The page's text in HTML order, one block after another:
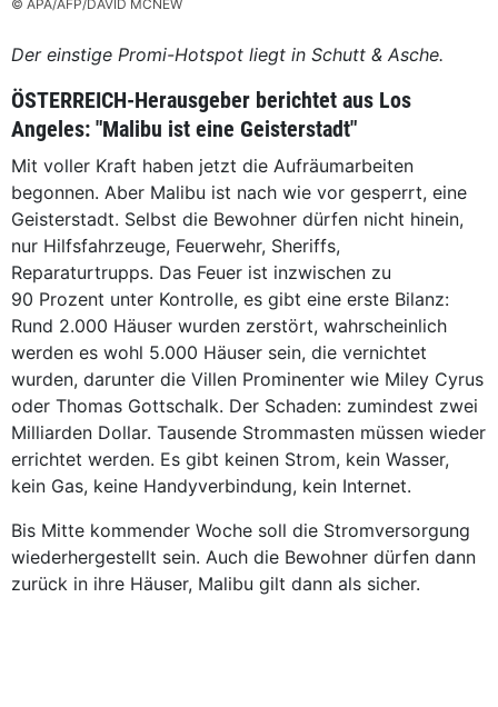
© APA/AFP/DAVID MCNEW
Der einstige Promi-Hotspot liegt in Schutt & Asche.
ÖSTERREICH-Herausgeber berichtet aus Los
Angeles: "Malibu ist eine Geisterstadt"
Mit voller Kraft haben jetzt die Aufräumarbeiten
begonnen. Aber Malibu ist nach wie vor gesperrt, eine
Geisterstadt. Selbst die Bewohner dürfen nicht ­hinein,
nur Hilfsfahrzeuge, Feuerwehr, Sheriffs,
Reparaturtrupps. Das Feuer ist inzwischen zu
90 Prozent unter Kontrolle, es gibt eine erste Bilanz:
Rund 2.000 Häuser wurden zerstört, wahrscheinlich
werden es wohl 5.000 Häuser sein, die vernichtet
wurden, darunter die Villen Prominenter wie Miley Cyrus
oder Thomas Gottschalk. Der Schaden: zumindest zwei
Mil­liarden Dollar. Tausende Strommasten müssen wieder
errichtet werden. Es gibt keinen Strom, kein Wasser,
kein Gas, keine Handyverbindung, kein Internet.
Bis Mitte kommender ­Woche soll die Stromversorgung
wiederhergestellt sein. Auch die Bewohner dürfen dann
zurück in ihre Häuser, Malibu gilt dann als sicher.